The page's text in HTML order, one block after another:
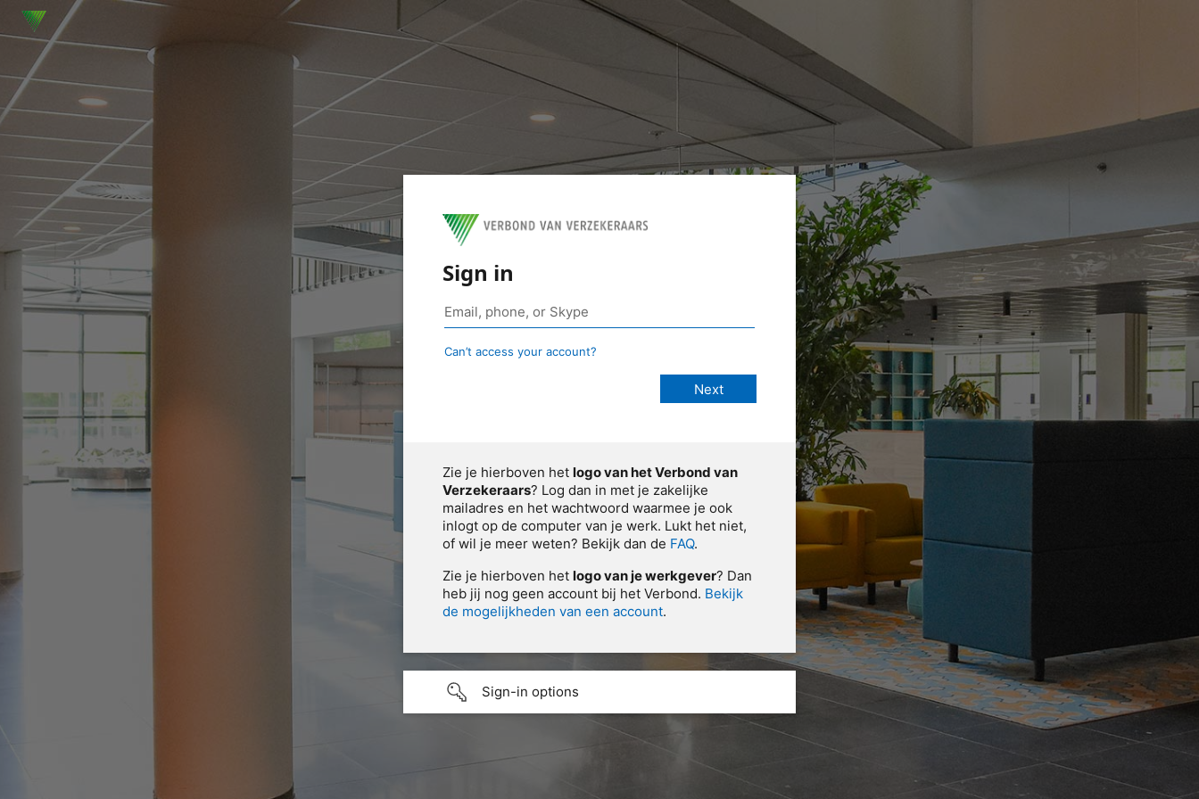
Sign in
Can’t access your account?
Zie je hierboven het logo van het Verbond van
Verzekeraars? Log dan in met je zakelijke
mailadres en het wachtwoord waarmee je ook
inlogt op de computer van je werk. Lukt het niet,
of wil je meer weten? Bekijk dan de FAQ.
Zie je hierboven het logo van je werkgever? Dan
heb jij nog geen account bij het Verbond. Bekijk
de mogelijkheden van een account.
Sign-in options